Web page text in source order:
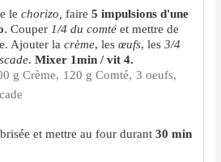
lechorizo,faire5 impulsions d'une
. Couper 1/4 du comté et mettre de
Ajouter lacrème, lesœufs, les3/4
.Mixer 1min / vit 4.
g Crème, 120 g Comté, 3 oeufs,
et mettre au four durant 30 min